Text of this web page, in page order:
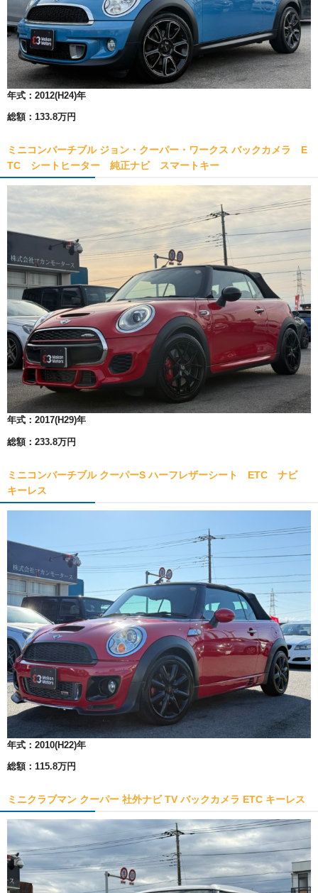
年式： 2012(H24)年
総額： 133.8万円
ミニコンバーチブル ジョン・クーパー・ワークス バックカメラ E
TC シートヒーター 純正ナビ スマートキー
年式： 2017(H29)年
総額： 233.8万円
ミニコンバーチブル クーパーS ハーフレザーシート ETC ナビ
キーレス
年式： 2010(H22)年
総額： 115.8万円
ミニクラブマン クーパー 社外ナビ TV バックカメラ ETC キーレス